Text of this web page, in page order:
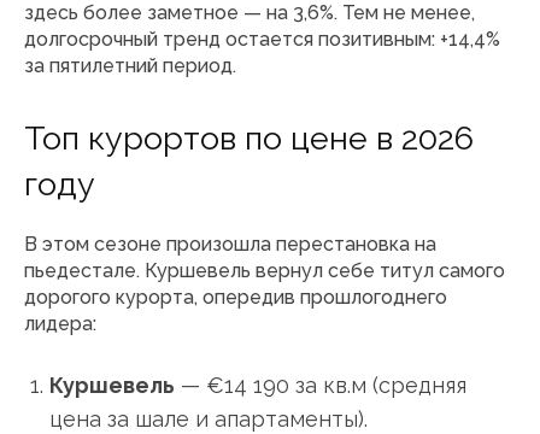
здесь более заметное — на 3,6%. Тем не менее,
долгосрочный тренд остается позитивным: +14,4%
за пятилетний период.
Топ курортов по цене в 2026
году
В этом сезоне произошла перестановка на
пьедестале. Куршевель вернул себе титул самого
дорогого курорта, опередив прошлогоднего
лидера:
Куршевель — €14 190 за кв.м (средняя
цена за шале и апартаменты).